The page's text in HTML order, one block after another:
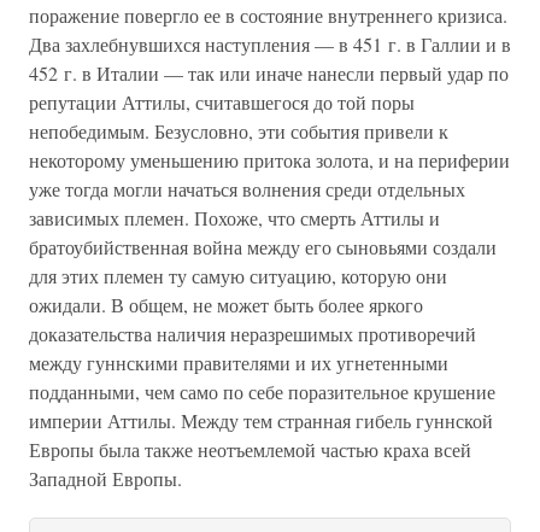
поражение повергло ее в состояние внутреннего кризиса.
Два захлебнувшихся наступления — в 451 г. в Галлии и в
452 г. в Италии — так или иначе нанесли первый удар по
репутации Аттилы, считавшегося до той поры
непобедимым. Безусловно, эти события привели к
некоторому уменьшению притока золота, и на периферии
уже тогда могли начаться волнения среди отдельных
зависимых племен. Похоже, что смерть Аттилы и
братоубийственная война между его сыновьями создали
для этих племен ту самую ситуацию, которую они
ожидали. В общем, не может быть более яркого
доказательства наличия неразрешимых противоречий
между гуннскими правителями и их угнетенными
подданными, чем само по себе поразительное крушение
империи Аттилы. Между тем странная гибель гуннской
Европы была также неотъемлемой частью краха всей
Западной Европы.